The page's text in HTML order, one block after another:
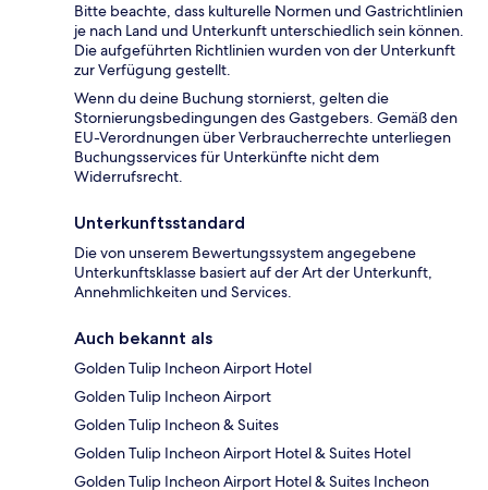
Bitte beachte, dass kulturelle Normen und Gastrichtlinien
je nach Land und Unterkunft unterschiedlich sein können.
Die aufgeführten Richtlinien wurden von der Unterkunft
zur Verfügung gestellt.
Wenn du deine Buchung stornierst, gelten die
Stornierungsbedingungen des Gastgebers. Gemäß den
EU-Verordnungen über Verbraucherrechte unterliegen
Buchungsservices für Unterkünfte nicht dem
Widerrufsrecht.
Unterkunftsstandard
Die von unserem Bewertungssystem angegebene
Unterkunftsklasse basiert auf der Art der Unterkunft,
Annehmlichkeiten und Services.
Auch bekannt als
Golden Tulip Incheon Airport Hotel
Golden Tulip Incheon Airport
Golden Tulip Incheon & Suites
Golden Tulip Incheon Airport Hotel & Suites Hotel
Golden Tulip Incheon Airport Hotel & Suites Incheon